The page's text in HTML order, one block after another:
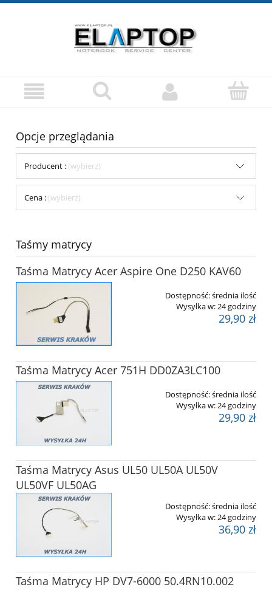
Opcje przeglądania
Producent : (wybierz)
Cena : (wybierz)
Taśmy matrycy
Taśma Matrycy Acer Aspire One D250 KAV60
Dostępność:średnia ilość
Wysyłka w:24 godziny
29,90 zł
Taśma Matrycy Acer 751H DD0ZA3LC100
Dostępność:średnia ilość
Wysyłka w:24 godziny
29,90 zł
Taśma Matrycy Asus UL50 UL50A UL50V
UL50VF UL50AG
Dostępność:średnia ilość
Wysyłka w:24 godziny
36,90 zł
Taśma Matrycy HP DV7-6000 50.4RN10.002